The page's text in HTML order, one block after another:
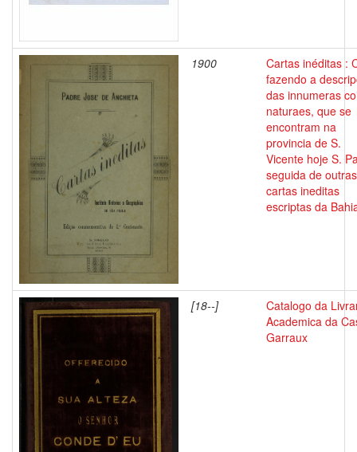
1900
Cartas inéditas :
fazendo a
das innumeras
naturaes, que se
encontram na
provincia de S.
Vicente hoje S.
seguida de outras
cartas ineditas
escriptas da
[18--]
Catalogo da
Academica da
Garraux